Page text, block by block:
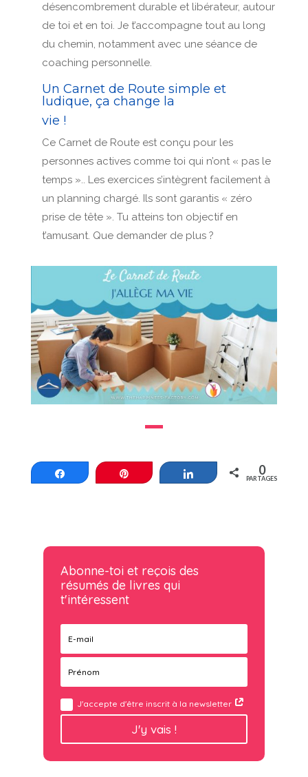
désencombrement durable et libérateur, autour
de toi et en toi. Je t’accompagne tout au long
du chemin, notamment avec une séance de
coaching personnelle.
Un Carnet de Route simple et
ludique, ça change la
vie !
Ce Carnet de Route est conçu pour les
personnes actives comme toi qui n’ont « pas le
temps ».. Les exercices s’intègrent facilement à
un planning chargé. Ils sont garantis « zéro
prise de tête ». Tu atteins ton objectif en
t’amusant. Que demander de plus ?
Partagez Épinglez Partagez 0
PARTAGES
Abonne-toi et reçois des
résumés de livres qui
t'intéressent
J'accepte d'être inscrit à la newsletter
J'y vais !